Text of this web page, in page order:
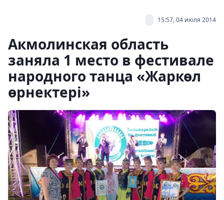
15:57, 04 июля 2014
Акмолинская область
заняла 1 место в фестивале
народного танца «Жаркөл
өрнектері»